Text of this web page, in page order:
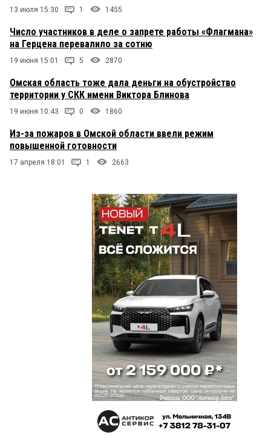
13 июля 15:30 1 1455
Число участников в деле о запрете работы «Флагмана»
на Герцена перевалило за сотню
19 июня 15:01 5 2870
Омская область тоже дала деньги на обустройство
территории у СКК имени Виктора Блинова
19 июня 10:43 0 1860
Из-за пожаров в Омской области ввели режим
повышенной готовности
17 апреля 18:01 1 2663